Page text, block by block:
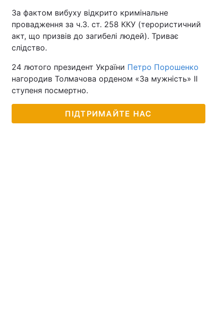
За фактом вибуху відкрито кримінальне
провадження за ч.3. ст. 258 ККУ (терористичний
акт, що призвів до загибелі людей). Триває
слідство.
24 лютого президент України Петро Порошенко
нагородив Толмачова орденом «За мужність» ІІ
ступеня посмертно.
ПІДТРИМАЙТЕ НАС